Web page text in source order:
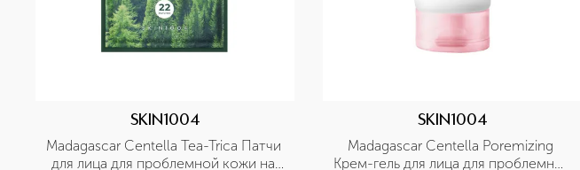
SKIN1004
Madagascar Centella Tea-Trica Патчи
для лица для проблемной кожи на
SKIN1004
Madagascar Centella Poremizing
Крем-гель для лица для проблемной